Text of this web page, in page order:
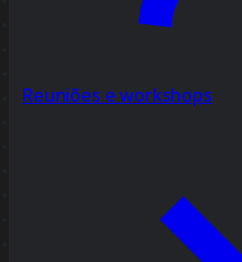
Reuniões e workshops